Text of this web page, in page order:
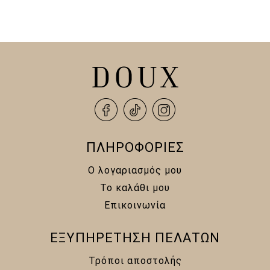
ΠΛΗΡΟΦΟΡΙΕΣ
Ο λογαριασμός μου
Το καλάθι μου
Επικοινωνία
ΕΞΥΠΗΡΕΤΗΣΗ ΠΕΛΑΤΩΝ
Τρόποι αποστολής